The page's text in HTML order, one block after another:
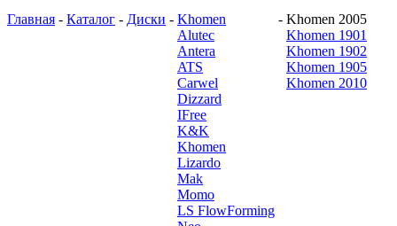
Главная - Каталог - Диски - Khomen
Alutec
Antera
ATS
Carwel
Dizzard
IFree
K&K
Khomen
Lizardo
Mak
Momo
LS FlowForming
- Khomen 2005
Khomen 1901
Khomen 1902
Khomen 1905
Khomen 2010